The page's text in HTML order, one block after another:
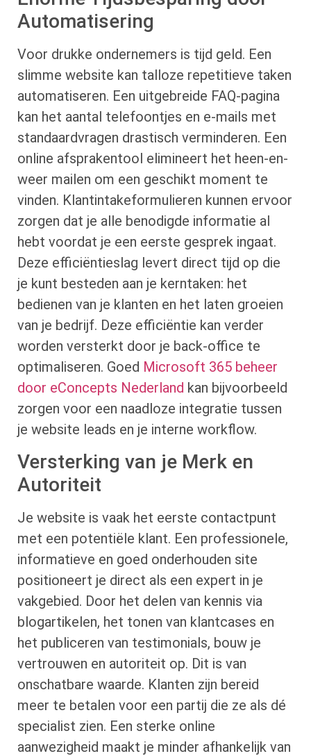
Automatisering
Voor drukke ondernemers is tijd geld. Een
slimme website kan talloze repetitieve taken
automatiseren. Een uitgebreide FAQ-pagina
kan het aantal telefoontjes en e-mails met
standaardvragen drastisch verminderen. Een
online afsprakentool elimineert het heen-en-
weer mailen om een geschikt moment te
vinden. Klantintakeformulieren kunnen ervoor
zorgen dat je alle benodigde informatie al
hebt voordat je een eerste gesprek ingaat.
Deze efficiëntieslag levert direct tijd op die
je kunt besteden aan je kerntaken: het
bedienen van je klanten en het laten groeien
van je bedrijf. Deze efficiëntie kan verder
worden versterkt door je back-office te
optimaliseren. Goed Microsoft 365 beheer
door eConcepts Nederland kan bijvoorbeeld
zorgen voor een naadloze integratie tussen
je website leads en je interne workflow.
Versterking van je Merk en
Autoriteit
Je website is vaak het eerste contactpunt
met een potentiële klant. Een professionele,
informatieve en goed onderhouden site
positioneert je direct als een expert in je
vakgebied. Door het delen van kennis via
blogartikelen, het tonen van klantcases en
het publiceren van testimonials, bouw je
vertrouwen en autoriteit op. Dit is van
onschatbare waarde. Klanten zijn bereid
meer te betalen voor een partij die ze als dé
specialist zien. Een sterke online
aanwezigheid maakt je minder afhankelijk van